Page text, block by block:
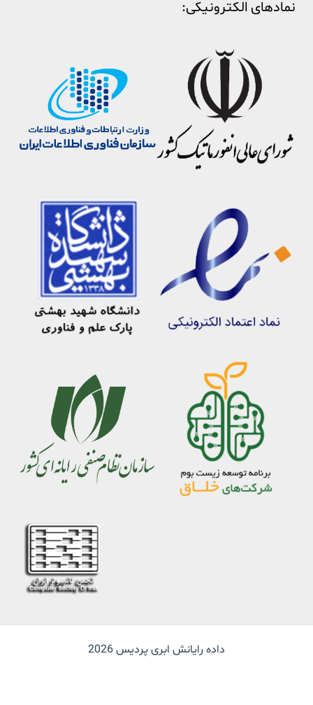
نمادهای الکترونیکی:
داده رایانش ابری پردیس 2026